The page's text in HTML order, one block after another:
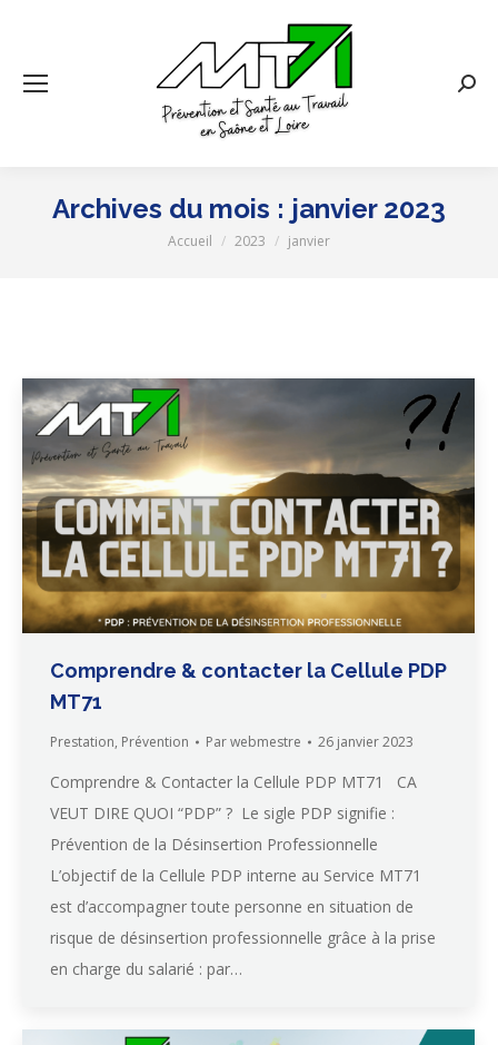
Archives du mois : janvier 2023
Vous êtes ici :
Accueil 2023 janvier
Comprendre & contacter la Cellule PDP
MT71
Prestation, Prévention Parwebmestre 26 janvier 2023
Comprendre & Contacter la Cellule PDP MT71 CA
VEUT DIRE QUOI “PDP” ? Le sigle PDP signifie :
Prévention de la Désinsertion Professionnelle
L’objectif de la Cellule PDP interne au Service MT71
est d’accompagner toute personne en situation de
risque de désinsertion professionnelle grâce à la prise
en charge du salarié : par…